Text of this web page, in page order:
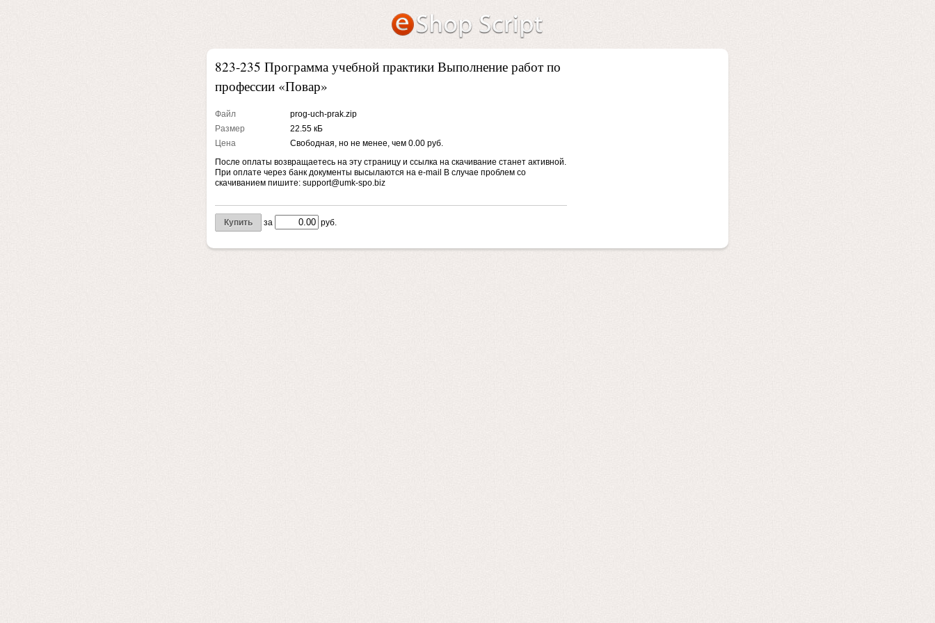
823-235 Программа учебной практики Выполнение работ по
профессии «Повар»
Файл
prog-uch-prak.zip
Размер
22.55 кБ
Цена
Свободная, но не менее, чем 0.00 руб.
После оплаты возвращаетесь на эту страницу и ссылка на скачивание станет активной.
При оплате через банк документы высылаются на e-mail В случае проблем со
скачиванием пишите: support@umk-spo.biz
Купить за руб.